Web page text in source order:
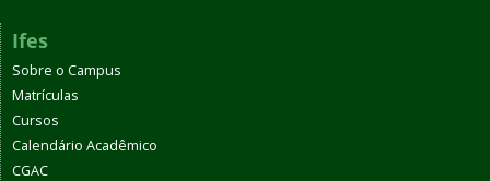
Ifes
Sobre o Campus
Matrículas
Cursos
Calendário Acadêmico
CGAC